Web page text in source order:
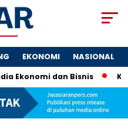
EKONOMI NASIONAL
Ekonomi dan Bisnis